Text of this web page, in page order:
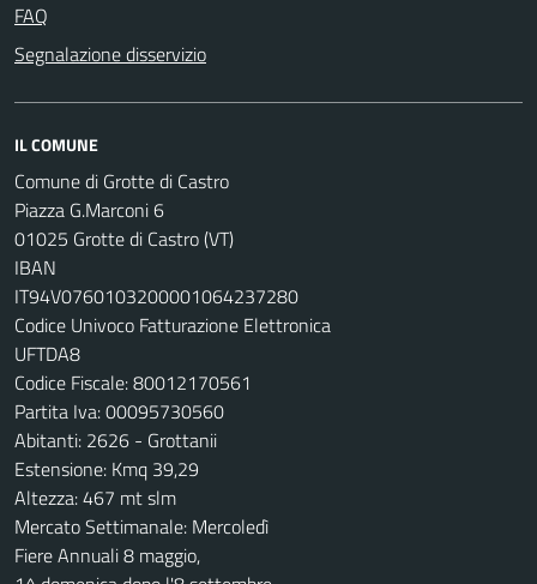
FAQ
Segnalazione disservizio
IL COMUNE
Comune di Grotte di Castro
Piazza G.Marconi 6
01025 Grotte di Castro (VT)
IBAN
IT94V0760103200001064237280
Codice Univoco Fatturazione Elettronica
UFTDA8
Codice Fiscale: 80012170561
Partita Iva: 00095730560
Abitanti: 2626 - Grottanii
Estensione: Kmq 39,29
Altezza: 467 mt slm
Mercato Settimanale: Mercoledì
Fiere Annuali 8 maggio,